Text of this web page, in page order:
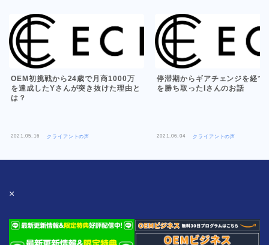
OEM初挑戦から24歳で月商1000万
を達成したYさんが突き抜けた理由と
は？
2021.05.16 クライアントの声
停滞期からギアチェンジを経て
を勝ち取ったIさんのお話
2021.06.04 クライアントの声
×